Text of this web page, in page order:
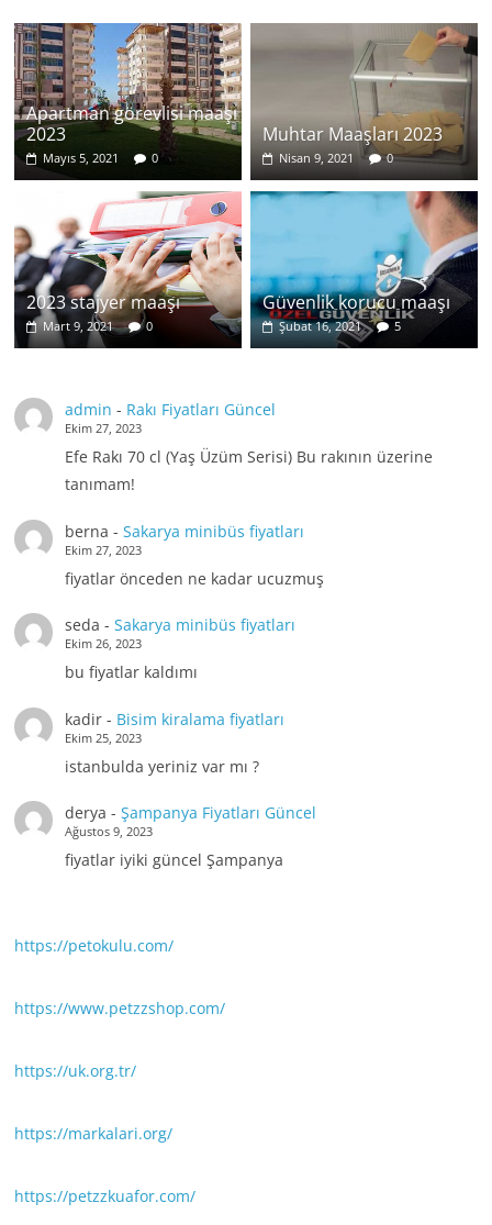
Apartman görevlisi maaşı
2023
Mayıs 5, 2021 0
Muhtar Maaşları 2023
Nisan 9, 2021 0
2023 stajyer maaşı
Mart 9, 2021 0
Güvenlik korucu maaşı
Şubat 16, 2021 5
admin - Rakı Fiyatları Güncel
Ekim 27, 2023
Efe Rakı 70 cl (Yaş Üzüm Serisi) Bu rakının üzerine
tanımam!
berna - Sakarya minibüs fiyatları
Ekim 27, 2023
fiyatlar önceden ne kadar ucuzmuş
seda - Sakarya minibüs fiyatları
Ekim 26, 2023
bu fiyatlar kaldımı
kadir- Bisim kiralama fiyatları
Ekim 25, 2023
istanbulda yeriniz var mı ?
derya - Şampanya Fiyatları Güncel
Ağustos 9, 2023
fiyatlar iyiki güncel Şampanya
https://petokulu.com/
https://www.petzzshop.com/
https://uk.org.tr/
https://markalari.org/
https://petzzkuafor.com/